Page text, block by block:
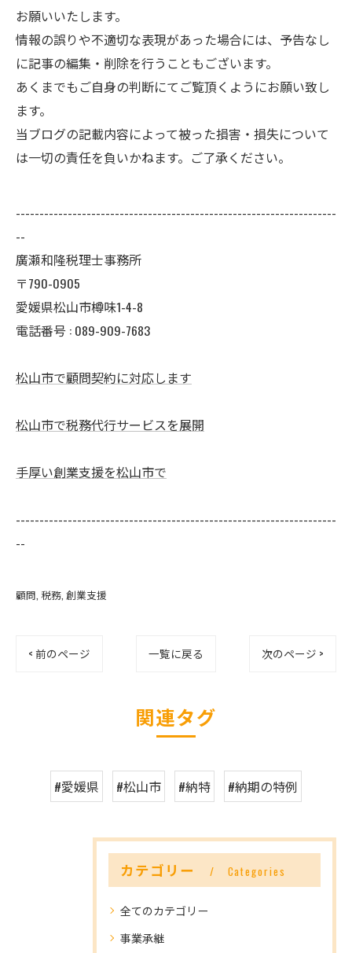
お願いいたします。
情報の誤りや不適切な表現があった場合には、予告なし
に記事の編集・削除を行うこともございます。
あくまでもご自身の判断にてご覧頂くようにお願い致し
ます。
当ブログの記載内容によって被った損害・損失について
は一切の責任を負いかねます。ご了承ください。
--------------------------------------------------------------------
--
廣瀬和隆税理士事務所
〒790-0905
愛媛県松山市樽味1-4-8
電話番号 : 089-909-7683
松山市で顧問契約に対応します
松山市で税務代行サービスを展開
手厚い創業支援を松山市で
--------------------------------------------------------------------
--
顧問 税務 創業支援
< 前のページ 一覧に戻る 次のページ >
関連タグ
#愛媛県 #松山市 #納特 #納期の特例
カテゴリー Categories
全てのカテゴリー
事業承継